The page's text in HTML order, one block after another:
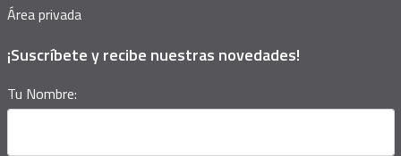
Área privada
¡Suscríbete y recibe nuestras novedades!
Tu Nombre: